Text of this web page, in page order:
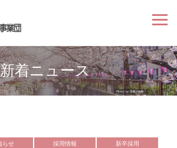
新着ニュース
らせ 採用情報
新卒採用